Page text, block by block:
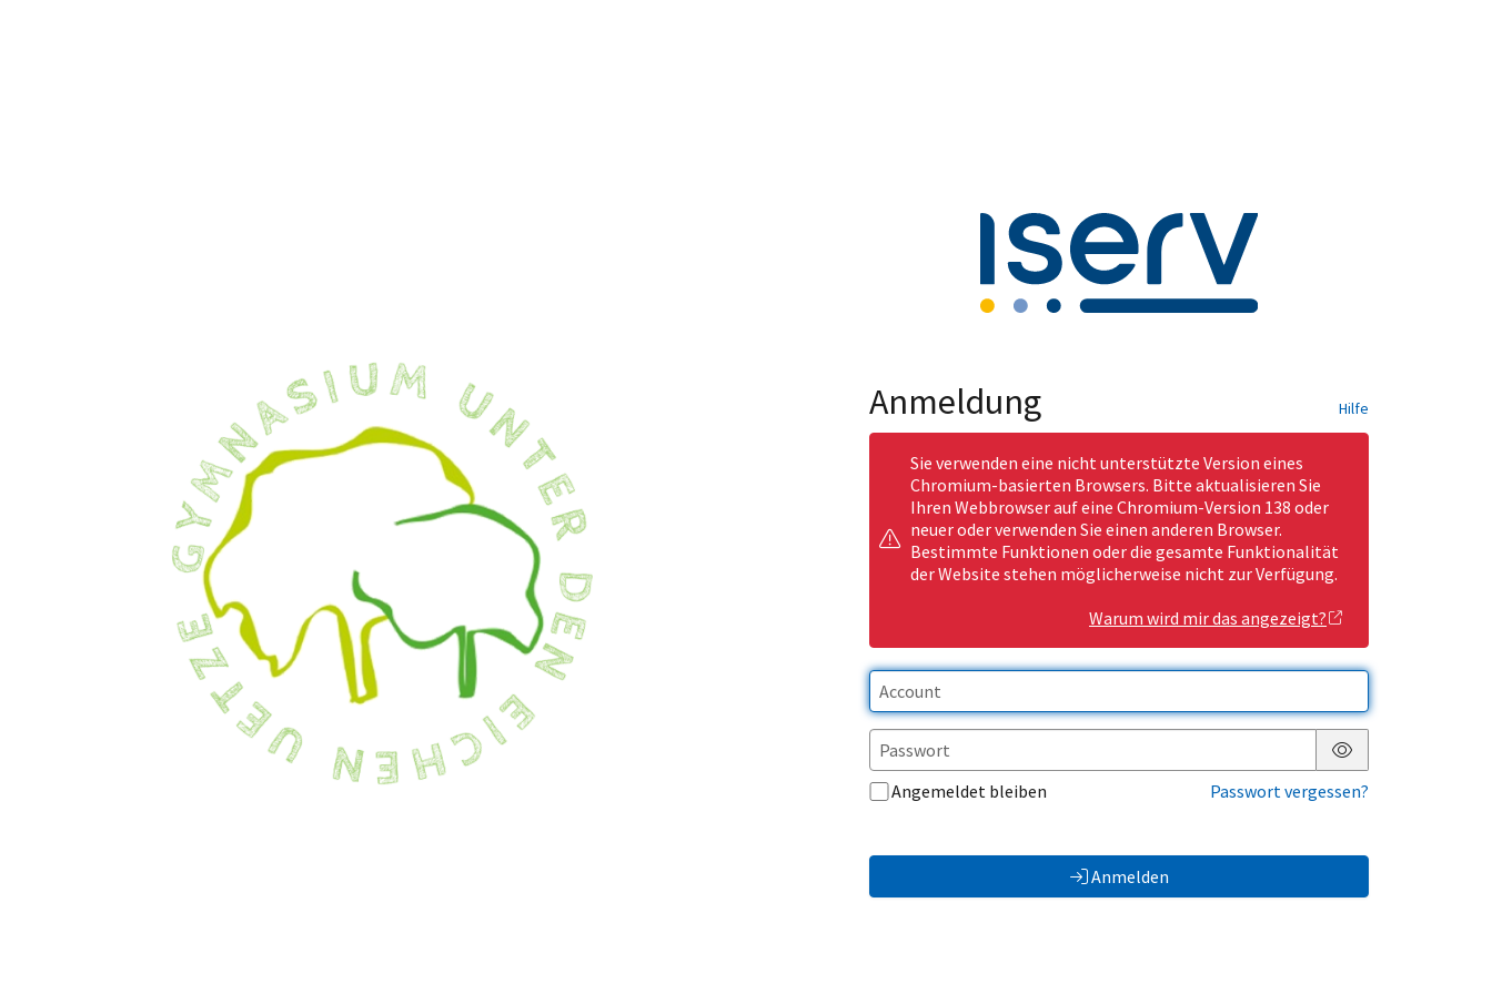
Anmeldung Hilfe
Sie verwenden eine nicht unterstützte Version eines
Chromium-basierten Browsers. Bitte aktualisieren Sie
Ihren Webbrowser auf eine Chromium-Version 138 oder
neuer oder verwenden Sie einen anderen Browser.
Bestimmte Funktionen oder die gesamte Funktionalität
der Website stehen möglicherweise nicht zur Verfügung.
Warum wird mir das angezeigt?
Passwort anzeigen
Angemeldet bleiben
Passwort vergessen?
Anmelden